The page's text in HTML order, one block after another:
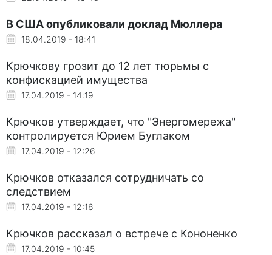
В США опубликовали доклад Мюллера
18.04.2019 - 18:41
Крючкову грозит до 12 лет тюрьмы с
конфискацией имущества
17.04.2019 - 14:19
Крючков утверждает, что "Энергомережа"
контролируется Юрием Буглаком
17.04.2019 - 12:26
Крючков отказался сотрудничать со
следствием
17.04.2019 - 12:16
Крючков рассказал о встрече с Кононенко
17.04.2019 - 10:45